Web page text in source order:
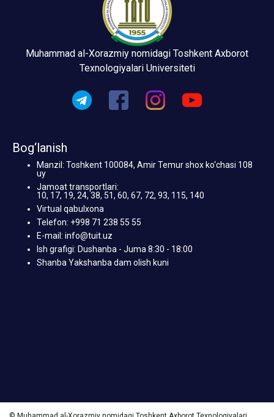
Muhammad al-Xorazmiy nomidagi Toshkent Axborot
Texnologiyalari Universiteti
Bog‘lanish
Manzil: Toshkent 100084, Amir Temur shox ko‘chasi 108
uy
Jamoat transportlari:
10, 17, 19, 24, 38, 51, 60, 67, 72, 93, 115, 140
Virtual qabulxona
Telefon: +998 71 238 55 55
E-mail: info@tuit.uz
Ish grafigi: Dushanba - Juma 8:30 - 18:00
Shanba Yakshanba dam olish kuni